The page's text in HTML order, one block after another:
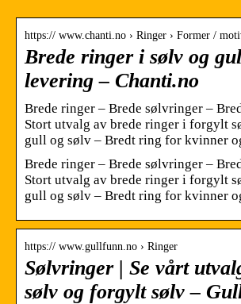
https:// www.chanti.no › Ringer › Former /
Brede ringer i sølv og
levering – Chanti.no
Brede ringer – Brede sølvringer –
Stort utvalg av brede ringer i forgylt
gull og sølv – Bredt ring for kvinner
Brede ringer – Brede sølvringer –
Stort utvalg av brede ringer i forgylt
gull og sølv – Bredt ring for kvinner
https:// www.gullfunn.no › Ringer
Sølvringer | Se vårt
sølv og forgylt sølv –